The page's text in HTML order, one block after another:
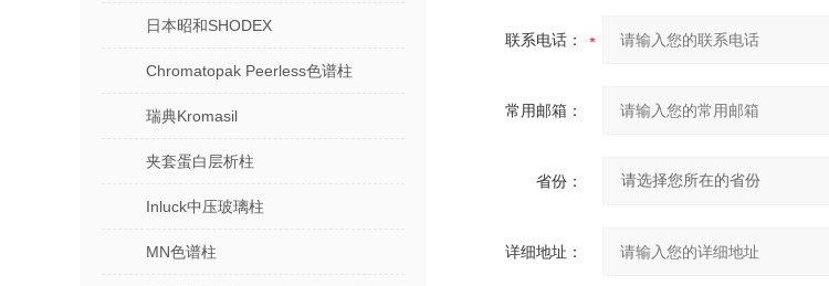
日本昭和SHODEX
Chromatopak Peerless色谱柱
瑞典Kromasil
夹套蛋白层析柱
Inluck中压玻璃柱
MN色谱柱
联系电话：
常用邮箱：
省份：
详细地址：